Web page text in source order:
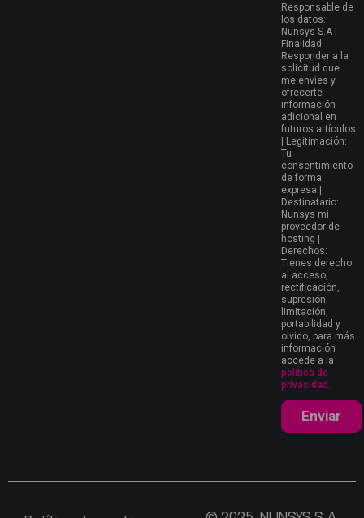
Responsable de
los datos:
Nunsys S.A |
Finalidad:
Responder a la
solicitud que
me envíes y
ofrecerte
información
adicional en
futuros artículos
| Legitimación:
Tu
consentimiento
de forma
expresa |
Destinatario:
Nunsys mi
proveedor de
hosting |
Derechos:
Tienes derecho
al acceso,
rectificación,
supresión,
limitación,
portabilidad y
olvido, para más
información
accede a la
política de
privacidad.
Enviar